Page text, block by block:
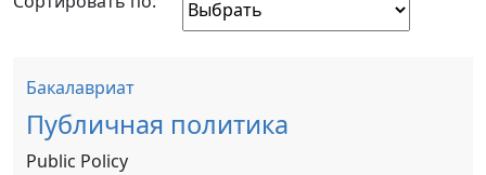
Бакалавриат
Публичная политика
Public Policy